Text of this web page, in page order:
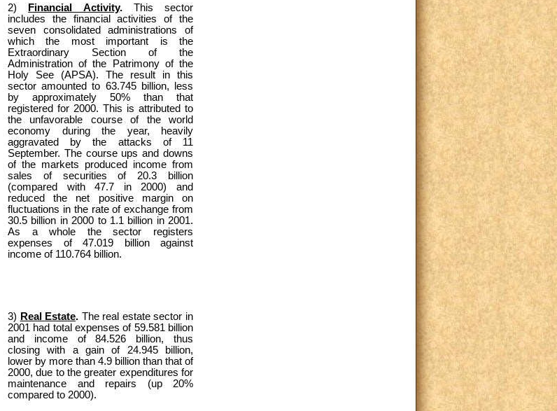
2) Financial Activity.This sector
includes the financial activities of the
seven consolidated administrations of
which the most important is the
Extraordinary Section of the
Administration of the Patrimony of the
Holy See (APSA). The result in this
sector amounted to 63.745 billion, less
by approximately 50% than that
registered for 2000. This is attributed to
the unfavorable course of the world
economy during the year, heavily
aggravated by the attacks of 11
September. The course ups and downs
of the markets produced income from
sales of securities of 20.3 billion
(compared with 47.7 in 2000) and
reduced the net positive margin on
fluctuations in the rate of exchange from
30.5 billion in 2000 to 1.1 billion in 2001.
As a whole the sector registers
expenses of 47.019 billion against
income of 110.764 billion.
3) Real Estate. The real estate sector in
2001 had total expenses of 59.581 billion
and income of 84.526 billion, thus
closing with a gain of 24.945 billion,
lower by more than 4.9 billion than that of
2000, due to the greater expenditures for
maintenance and repairs (up 20%
compared to 2000).